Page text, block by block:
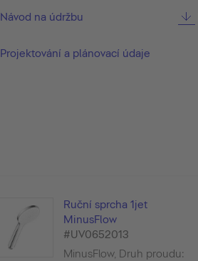
Návod na údržbu
Projektování a plánovací údaje
Ruční sprcha 1jet
MinusFlow
#UV0652013
MinusFlow, Druh proudu: